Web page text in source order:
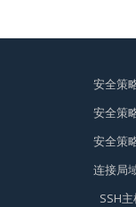
安全策
安全策
安全策
连接局
SSH